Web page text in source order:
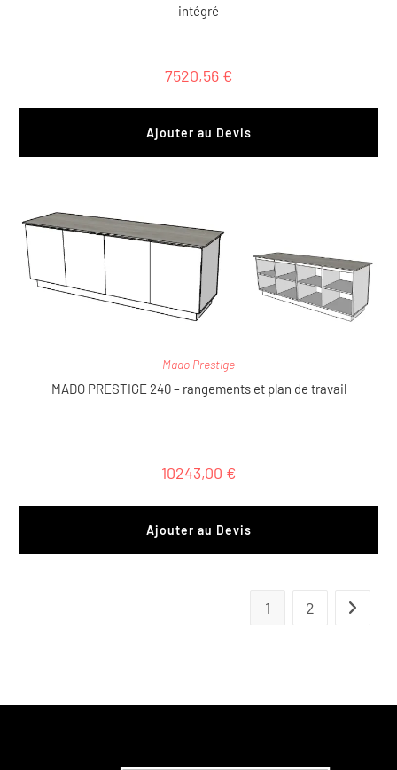
intégré
7520,56 €
Ajouter au Devis
Mado Prestige
MADO PRESTIGE 240 – rangements et plan de travail
10243,00 €
Ajouter au Devis
1 2